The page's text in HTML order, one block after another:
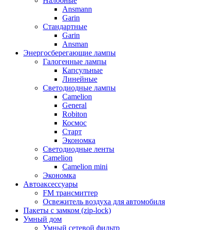
Ansmann
Garin
Стандартные
Garin
Ansman
Энергосберегающие лампы
Галогенные лампы
Капсульные
Линейные
Светодиодные лампы
Camelion
General
Robiton
Космос
Старт
Экономка
Светодиодные ленты
Camelion
Camelion mini
Экономка
Автоаксессуары
FM трансмиттер
Освежитель воздуха для автомобиля
Пакеты с замком (zip-lock)
Умный дом
Умный сетевой фильтр